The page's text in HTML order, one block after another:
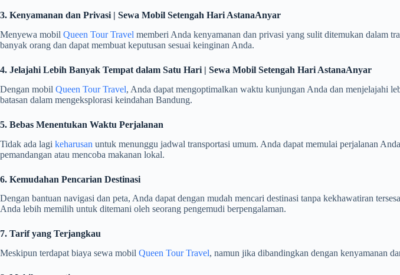
3. Kenyamanan dan Privasi | Sewa Mobil Setengah Hari AstanaAnyar
Menyewa mobil Queen Tour Travel memberi Anda kenyamanan dan privasi yang sulit ditemukan dalam
banyak orang dan dapat membuat keputusan sesuai keinginan Anda.
4. Jelajahi Lebih Banyak Tempat dalam Satu Hari | Sewa Mobil Setengah Hari AstanaAnyar
Dengan mobil Queen Tour Travel, Anda dapat mengoptimalkan waktu kunjungan Anda dan menjelajahi
batasan dalam mengeksplorasi keindahan Bandung.
5. Bebas Menentukan Waktu Perjalanan
Tidak ada lagi keharusan untuk menunggu jadwal transportasi umum. Anda dapat memulai perjalanan
pemandangan atau mencoba makanan lokal.
6. Kemudahan Pencarian Destinasi
Dengan bantuan navigasi dan peta, Anda dapat dengan mudah mencari destinasi tanpa kekhawatiran
Anda lebih memilih untuk ditemani oleh seorang pengemudi berpengalaman.
7. Tarif yang Terjangkau
Meskipun terdapat biaya sewa mobil Queen Tour Travel, namun jika dibandingkan dengan kenyamanan